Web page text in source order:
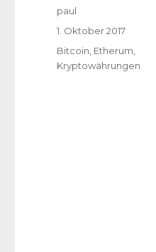
Autor
paul
Veröffentlicht
am
1. Oktober 2017
Kategorien
Bitcoin Etherum
Kryptowährungen